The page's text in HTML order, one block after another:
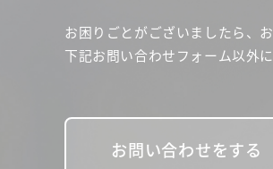
お困りごとがございましたら、
下記お問い合わせフォーム以外
お問い合わせをする